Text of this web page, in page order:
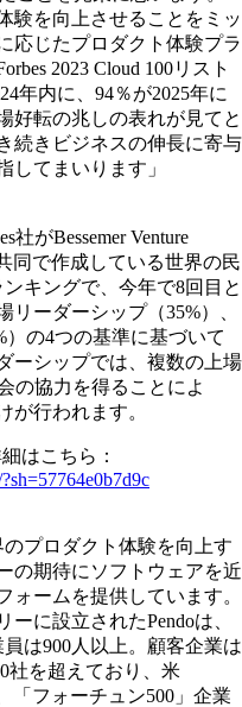
験を向上させることをミッ
応じたプロダクト体験プラ
2023 Cloud 100リスト
年内に、94％が2025年に
好転の兆しの表れが見てと
続きビジネスの伸長に寄与
してまいります」
社がBessemer Venture
共同で作成している世界の民
キングで、今年で8回目と
ーダーシップ（35%）、
の4つの基準に基づいて
ーシップでは、複数の上場
の協力を得ることによ
が行われます。
はこちら：
プロダクト体験を向上す
の期待にソフトウェアを近
ォームを提供しています。
に設立されたPendoは、
は900人以上。顧客企業は
社を超えており、米
「フォーチュン500」企業